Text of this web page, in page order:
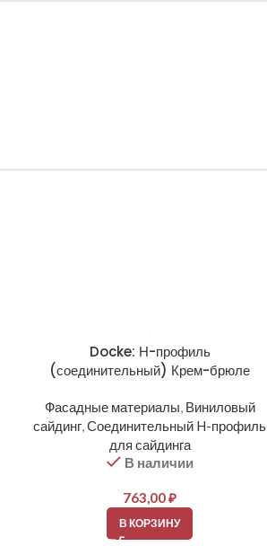
Docke: Н-профиль
(соединительный) Крем-брюле
Фасадные материалы, Виниловый
сайдинг,Соединительный H-профиль
для сайдинга
В наличии
763,00₽
В КОРЗИНУ